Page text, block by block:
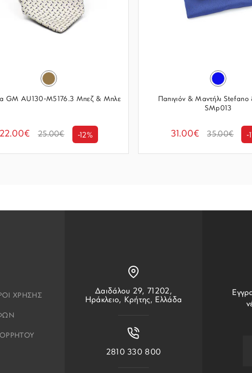
GM AU130-M5176.3 Μπεζ & Μπλε
22.00€ 25.00€ -12%
Παπιγιόν & Μαντήλι
SMp013
31.00€ 35.00€ -
ΧΡΗΣΗΣ
Δαιδάλου 29, 71202,
Ηράκλειο, Κρήτης, Ελλάδα
2810 330 800